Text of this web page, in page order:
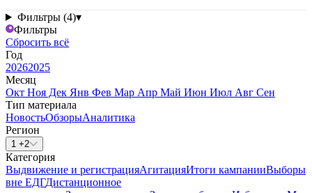
Фильтры (4)▾
Фильтры
Сбросить всё
Год
20262025
Месяц
Окт Ноя Дек Янв Фев Мар Апр Май Июн Июл Авг Сен
Тип материала
НовостьОбзорыАналитика
Регион
1 +2
Категория
Выдвижение и регистрацияАгитацияИтоги кампанииВыборы
вне ЕДГДистанционное